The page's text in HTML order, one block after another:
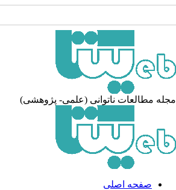
مطالعات ناتوانی (علمی- پژوهشی)
صفحه اصلی